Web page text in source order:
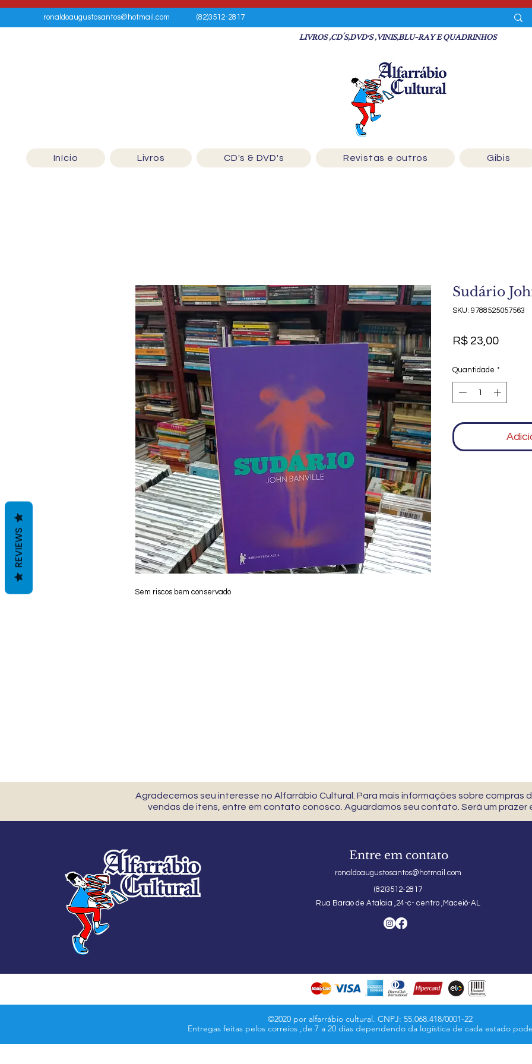
ronaldoaugustosantos@hotmail.com (82)3512-2817
LIVROS ,CD´S,DVD'S ,VINIS,BLU-RAY E QUADRINHOS
Início Livros CD's & DVD's Revistas e outros Gibis
Sem riscos bem conservado
Sudário
SKU: 9788525057563
R$ 23,00Preço
Quantidade *
Agradecemos seu interesse no Alfarrábio Cultural. Para mais informações sobre compras
vendas de itens, entre em contato conosco. Aguardamos seu contato. Será um prazer
Entre em contato
ronaldoaugustosantos@hotmail.com
(82)3512-2817
Rua Barao de Atalaia ,24-c- centro ,Maceió-AL
©2020 por alfarrábio cultural. CNPJ: 55.068.418/0001-22
Entregas feitas pelos correios ,de 7 a 20 dias dependendo da logística de cada estado
REVIEWS